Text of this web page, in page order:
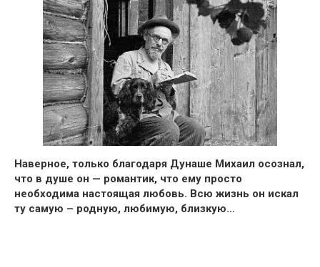
Наверное, только благодаря Дунаше Михаил осознал,
что в душе он — романтик, что ему просто
необходима настоящая любовь. Всю жизнь он искал
ту самую – родную, любимую, близкую…